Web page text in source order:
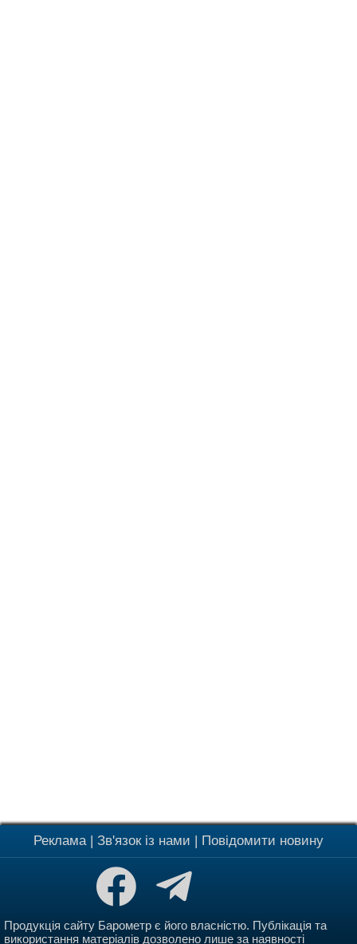
Реклама| Зв'язок із нами | Повідомити новину
Продукція сайту Барометр є його власністю. Публікація та
використання матеріалів дозволено лише за наявності